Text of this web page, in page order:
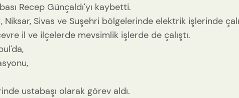
Recep Günçaldı'yı kaybetti.
Niksar, Sivas ve Suşehri bölgelerinde elektrik işlerinde
il ve ilçelerde mevsimlik işlerde de çalıştı.
ustabaşı olarak görev aldı.